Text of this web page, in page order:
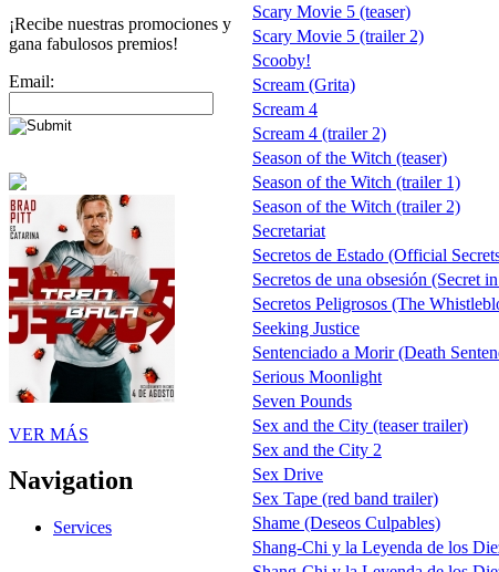
¡Recibe nuestras promociones y
gana fabulosos premios!
Email:
VER MÁS
Navigation
Services
Scary Movie 5 (teaser)
Scary Movie 5 (trailer 2)
Scooby!
Scream (Grita)
Scream 4
Scream 4 (trailer 2)
Season of the Witch (teaser)
Season of the Witch (trailer 1)
Season of the Witch (trailer 2)
Secretariat
Secretos de Estado (Official
Secretos de una obsesión (Secret
Secretos Peligrosos (The
Seeking Justice
Sentenciado a Morir (Death
Serious Moonlight
Seven Pounds
Sex and the City (teaser trailer)
Sex and the City 2
Sex Drive
Sex Tape (red band trailer)
Shame (Deseos Culpables)
Shang-Chi y la Leyenda de los